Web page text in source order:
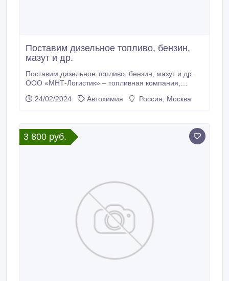
Поставим дизельное топливо, бензин,
мазут и др.
Поставим дизельное топливо, бензин, мазут и др.
ООО «МНТ-Логистик» – топливная компания,
нефтепродуктов наливом и по картам по
«полного цикла», оказывающий услуги продажи
дизельного топлива, бензина, мазута, керосина,
газа.
24/02/2024 Автохимия Россия, Москва
3 800 руб.